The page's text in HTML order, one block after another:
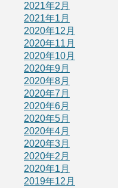
2021年2月
2021年1月
2020年12月
2020年11月
2020年10月
2020年9月
2020年8月
2020年7月
2020年6月
2020年5月
2020年4月
2020年3月
2020年2月
2020年1月
2019年12月